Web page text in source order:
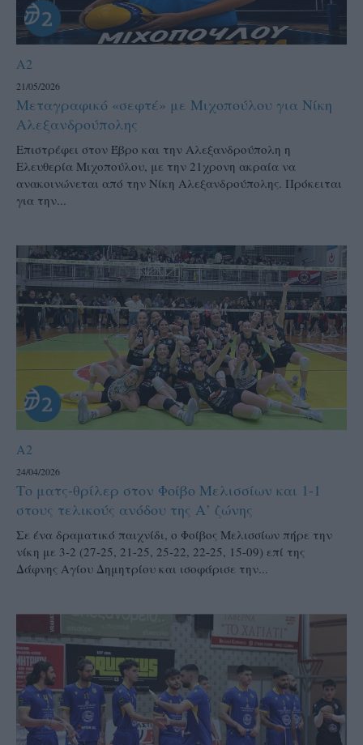
A2
21/05/2026
Μεταγραφικό «σεφτέ» με Μιχοπούλου για Νίκη
Αλεξανδρούπολης
Επιστρέφει στον Έβρο και την Αλεξανδρούπολη η
Ελευθερία Μιχοπούλου, με την 21χρονη ακραία να
ανακοινώνεται από την Νίκη Αλεξανδρούπολης. Πρόκειται
για την...
A2
24/04/2026
Το ματς-θρίλερ στον Φοίβο Μελισσίων και 1-1
στους τελικούς ανόδου της Α’ ζώνης
Σε ένα δραματικό παιχνίδι, ο Φοίβος Μελισσίων πήρε την
νίκη με 3-2 (27-25, 21-25, 25-22, 22-25, 15-09) επί της
Δάφνης Αγίου Δημητρίου και ισοφάρισε την...